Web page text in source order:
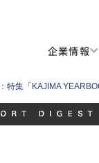
企業情報
特集「KAJIMA